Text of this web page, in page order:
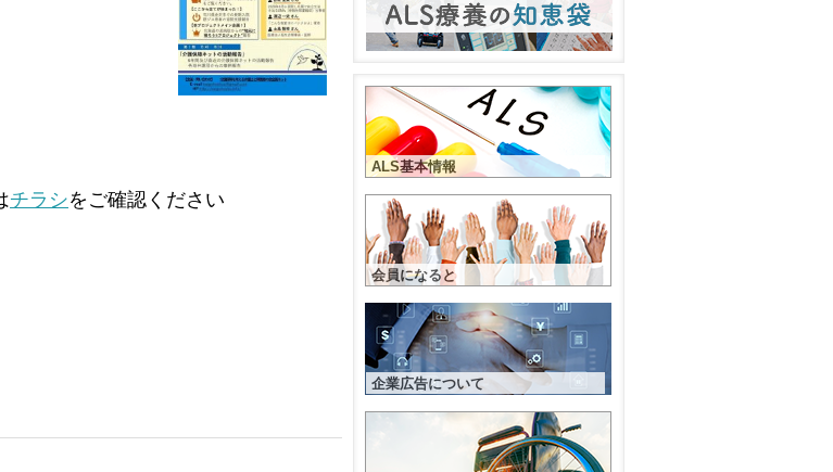
チラシをご確認ください
ALS基本情報
会員になると
企業広告について